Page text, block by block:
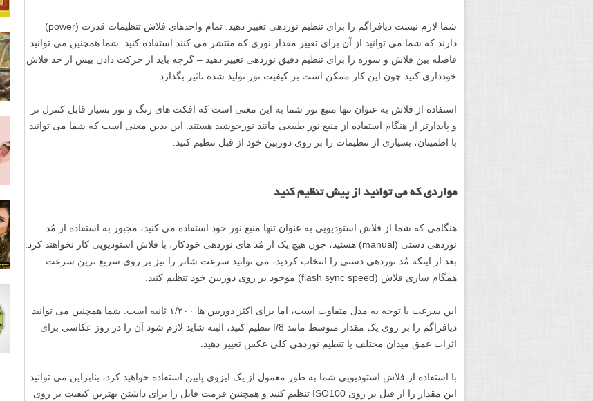
شما لازم نیست دیافراگم را برای تنظیم نوردهی تغییر دهید. تمام واحدهای فلاش تنظیمات قدرت (power)
دارند که شما می توانید از آن برای تغییر مقدار نوری که منتشر می کنند استفاده کنید. شما همچنین می توانید
فاصله بین فلاش و سوژه را برای تنظیم دقیق نوردهی تغییر دهید – گرچه باید از حرکت دادن بیش از حد فلاش
خودداری کنید چون این کار ممکن است بر کیفیت نور تولید شده تاثیر بگذارد.
استفاده از فلاش به عنوان تنها منبع نور شما به این معنی است که افکت های رنگ و نور بسیار قابل کنترل تر
و پایدارتر از هنگام استفاده از منبع نور طبیعی مانند نورخوشید هستند. این بدین معنی است که شما می توانید
با اطمینان، بسیاری از تنظیمات را بر روی دوربین خود از قبل تنظیم کنید.
مواردی که می توانید از پیش تنظیم کنید
هنگامی که شما از فلاش استودیویی به عنوان تنها منبع نور خود استفاده می کنید، مجبور به استفاده از مُد
نوردهی دستی (manual) هستید، چون هیچ یک از مُد های نوردهی خودکار، با فلاش استودیویی کار نخواهند کرد.
بعد از اینکه مُد نوردهی دستی را انتخاب کردید، می توانید سرعت شاتر را نیز بر روی سریع ترین سرعت
همگام سازی فلاش (flash sync speed) موجود بر روی دوربین خود تنظیم کنید.
این سرعت با توجه به مدل متفاوت است، اما برای اکثر دوربین ها ۱/۲۰۰ ثانیه است. شما همچنین می توانید
دیافراگم را بر روی یک مقدار متوسط مانند f/8 تنظیم کنید، البته شاید لازم شود آن را در روز عکاسی برای
اثرات عمق میدان مختلف یا تنظیم نوردهی کلی عکس تغییر دهید.
با استفاده از فلاش استودیویی شما به طور معمول از یک ایزوی پایین استفاده خواهید کرد، بنابراین می توانید
این مقدار را از قبل بر روی ISO100 تنظیم کنید و همچنین فرمت فایل را برای داشتن بهترین کیفیت بر روی